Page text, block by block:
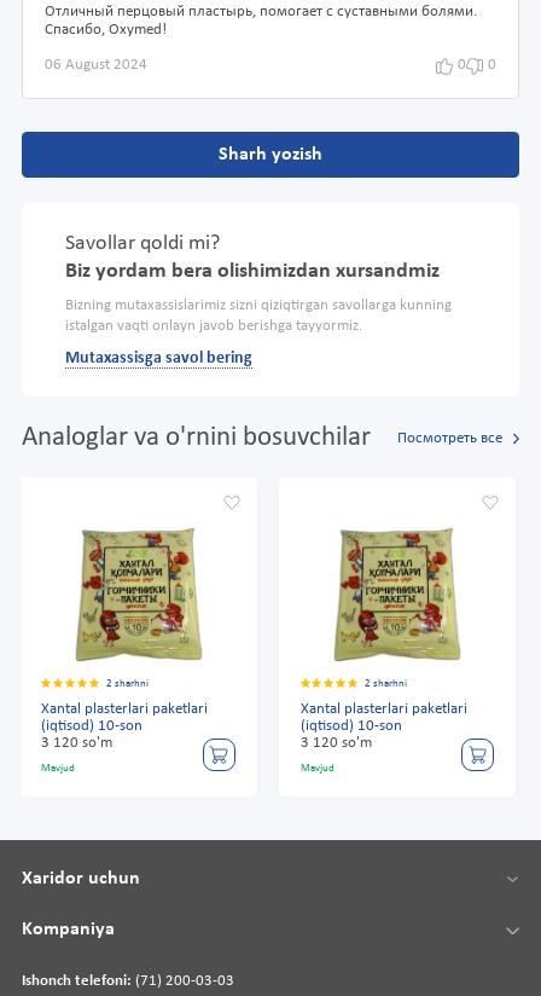
Отличный перцовый пластырь, помогает с суставными болями.
Спасибо, Oxymed!
06 August 2024 0 0
Sharh yozish
Savollar qoldi mi?
Biz yordam bera olishimizdan xursandmiz
Bizning mutaxassislarimiz sizni qiziqtirgan savollarga kunning
istalgan vaqti onlayn javob berishga tayyormiz.
Mutaxassisga savol bering
Analoglar va o'rnini bosuvchilar Посмотреть все
2 sharhni
Xantal plasterlari paketlari
(iqtisod) 10-son
3 120 so'm
Mavjud
2 sharhni
Xantal plasterlari paketlari
(iqtisod) 10-son
3 120 so'm
Mavjud
Ishonch telefoni: (71) 200-03-03
Xaridor uchun
Kompaniya